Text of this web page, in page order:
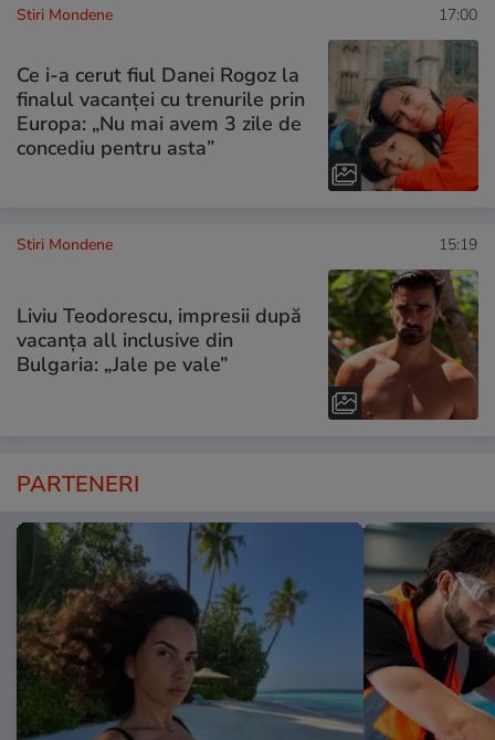
Stiri Mondene 17:00
Ce i-a cerut fiul Danei Rogoz la
finalul vacanței cu trenurile prin
Europa: „Nu mai avem 3 zile de
concediu pentru asta”
Stiri Mondene 15:19
Liviu Teodorescu, impresii după
vacanța all inclusive din
Bulgaria: „Jale pe vale”
PARTENERI